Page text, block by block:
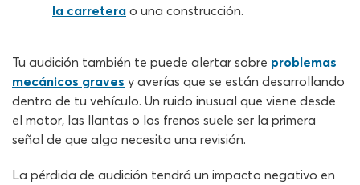
la carretera o una construcción.
Tu audición también te puede alertar sobre problemas
mecánicos graves y averías que se están desarrollando
dentro de tu vehículo. Un ruido inusual que viene desde
el motor, las llantas o los frenos suele ser la primera
señal de que algo necesita una revisión.
La pérdida de audición tendrá un impacto negativo en